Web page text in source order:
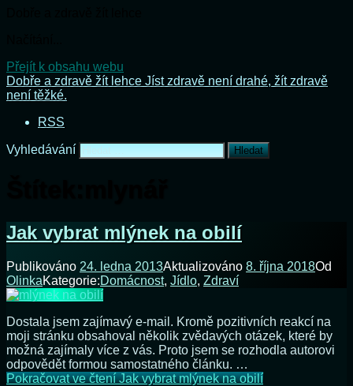
Přejít k obsahu webu
Dobře a zdravě žít lehce Jíst zdravě není drahé, žít zdravě
není těžké.
RSS
Vyhledávání
Jak vybrat mlýnek na obilí
Publikováno 24. ledna 2013Aktualizováno 8. října 2018Od
OlinkaKategorie:Domácnost, Jídlo, Zdraví
Dostala jsem zajímavý e-mail. Kromě pozitivních reakcí na
moji stránku obsahoval několik zvědavých otázek, které by
možná zajímaly více z vás. Proto jsem se rozhodla autorovi
odpovědět formou samostatného článku. …
Pokračovat ve čteníJak vybrat mlýnek na obilí